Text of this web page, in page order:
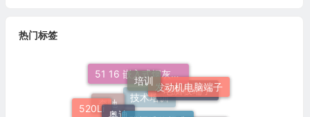
热门标签
群辉维修标准
奥迪
520Li
电脑板端子
发动机电脑端子
培训
51 16 嵌入式烟灰缸托架